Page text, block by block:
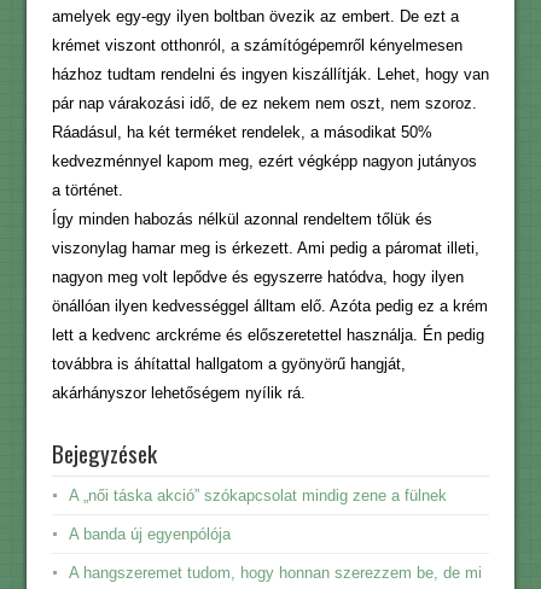
amelyek egy-egy ilyen boltban övezik az embert. De ezt a
krémet viszont otthonról, a számítógépemről kényelmesen
házhoz tudtam rendelni és ingyen kiszállítják. Lehet, hogy van
pár nap várakozási idő, de ez nekem nem oszt, nem szoroz.
Ráadásul, ha két terméket rendelek, a másodikat 50%
kedvezménnyel kapom meg, ezért végképp nagyon jutányos
a történet.
Így minden habozás nélkül azonnal rendeltem tőlük és
viszonylag hamar meg is érkezett. Ami pedig a páromat illeti,
nagyon meg volt lepődve és egyszerre hatódva, hogy ilyen
önállóan ilyen kedvességgel álltam elő. Azóta pedig ez a krém
lett a kedvenc arckréme és előszeretettel használja. Én pedig
továbbra is áhítattal hallgatom a gyönyörű hangját,
akárhányszor lehetőségem nyílik rá.
Bejegyzések
A „női táska akció” szókapcsolat mindig zene a fülnek
A banda új egyenpólója
A hangszeremet tudom, hogy honnan szerezzem be, de mi